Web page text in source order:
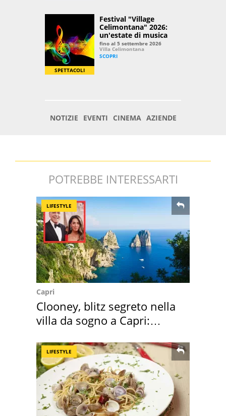
POTREBBE INTERESSARTI
LIFESTYLE
Capri
Clooney, blitz segreto nella
villa da sogno a Capri:
LIFESTYLE